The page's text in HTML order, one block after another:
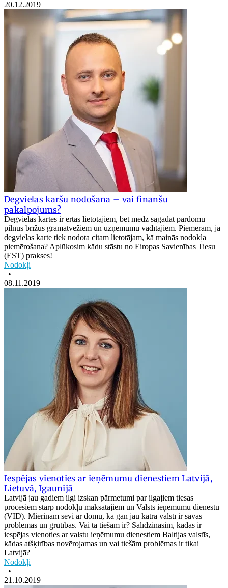
20.12.2019
Degvielas karšu nodošana – vai finanšu
pakalpojums?
Degvielas kartes ir ērtas lietotājiem, bet mēdz sagādāt pārdomu
pilnus brīžus grāmatvežiem un uzņēmumu vadītājiem. Piemēram, ja
degvielas karte tiek nodota citam lietotājam, kā mainās nodokļa
piemērošana? Aplūkosim kādu stāstu no Eiropas Savienības Tiesu
(EST) prakses!
Nodokļi
•
08.11.2019
Iespējas vienoties ar ieņēmumu dienestiem Latvijā,
Lietuvā, Igaunijā
Latvijā jau gadiem ilgi izskan pārmetumi par ilgajiem tiesas
procesiem starp nodokļu maksātājiem un Valsts ieņēmumu dienestu
(VID). Mierinām sevi ar domu, ka gan jau katrā valstī ir savas
problēmas un grūtības. Vai tā tiešām ir? Salīdzināsim, kādas ir
iespējas vienoties ar valstu ieņēmumu dienestiem Baltijas valstīs,
kādas atšķirības novērojamas un vai tiešām problēmas ir tikai
Latvijā?
Nodokļi
•
21.10.2019